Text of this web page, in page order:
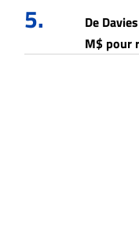
5.
De
M$ pour